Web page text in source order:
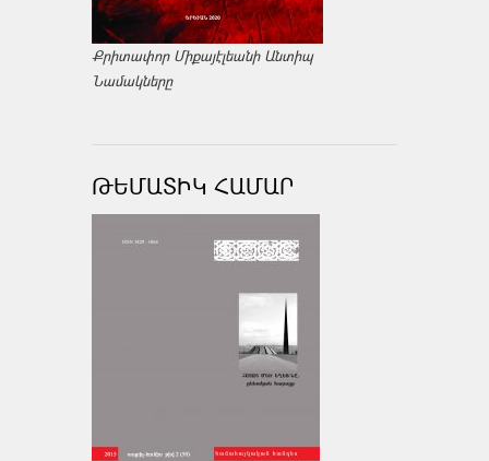
Քրիտափոր Միքայէլեանի Անտիպ
Նամակները
ԹԵՄԱՏԻԿ ՀԱՄԱՐ